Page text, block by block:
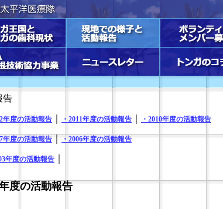
国とトンガの歯科現
告
年度の活動報告 ・2011年度の活動報告 ・2010年度の活動報告
年度の活動報告｜ ・2006年度の活動報告
年度の活動報告
度の活動報告